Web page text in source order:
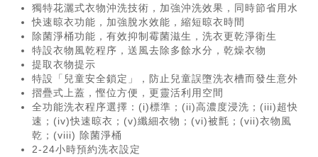
獨特花灑式衣物沖洗技術，加強沖洗效果，同時節省用水
快速晾衣功能，加強脫水效能，縮短晾衣時間
除菌淨桶功能，有效抑制霉菌滋生，洗衣更乾淨衛生
特設衣物風乾程序，送風去除多餘水分，乾燥衣物
提取衣物提示
特設「兒童安全鎖定」，防止兒童誤墮洗衣槽而發生意外
摺疊式上蓋，慳位方便，更靈活利用空間
全功能洗衣程序選擇：(i)標準；(ii)高濃度浸洗；(iii)超快
速；(iv)快速晾衣；(v)纖細衣物；(vi)被氈；(vii)衣物風
乾；(viii) 除菌淨桶
2-24小時預約洗衣設定